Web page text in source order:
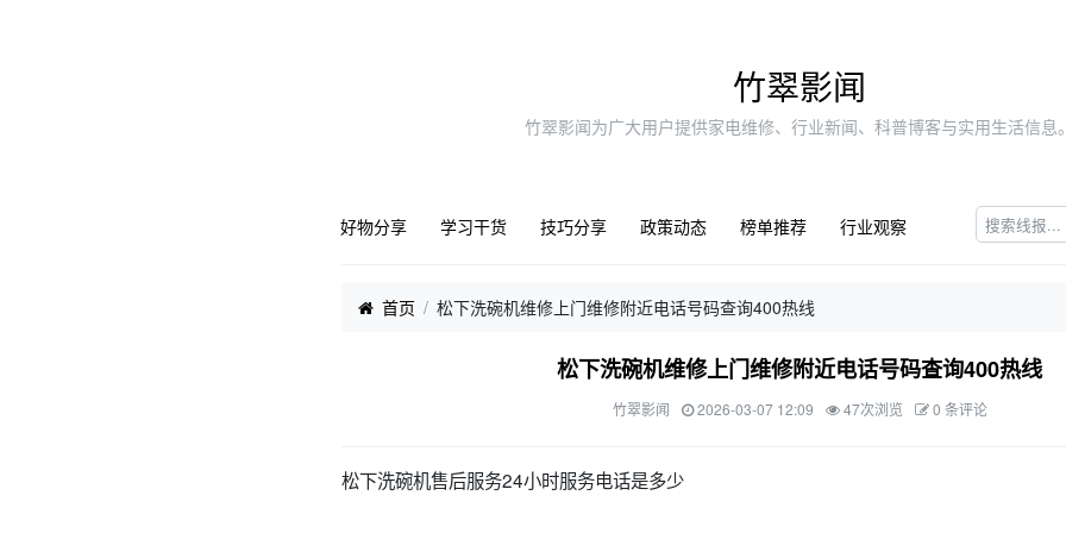
竹翠影闻
竹翠影闻为广大用户提供家电维修、行业新闻、科普博客与实用生活信息
好物分享 学习干货 技巧分享 政策动态 榜单推荐 行业观察
首页 松下洗碗机维修上门维修附近电话号码查询400热线
松下洗碗机维修上门维修附近电话号码查询400热线
竹翠影闻 2026-03-07 12:09 47次浏览 0 条评论
松下洗碗机售后服务24小时服务电话是多少